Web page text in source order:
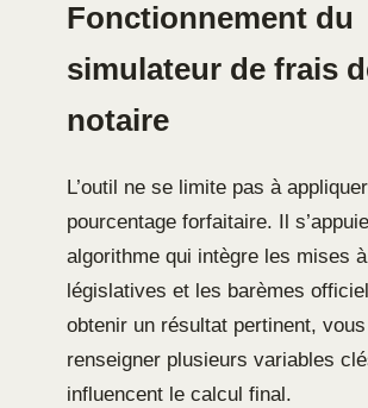
Fonctionnement du
simulateur de frais
notaire
L’outil ne se limite pas à
pourcentage forfaitaire. Il
algorithme qui intègre les mises
législatives et les barèmes
obtenir un résultat pertinent,
renseigner plusieurs variables
influencent le calcul final.